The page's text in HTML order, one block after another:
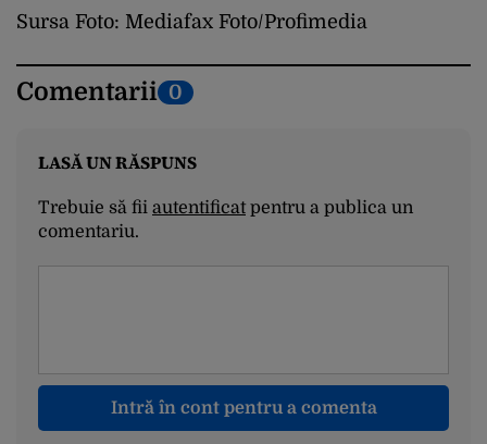
Sursa Foto: Mediafax Foto/Profimedia
Comentarii 0
LASĂ UN RĂSPUNS
Trebuie să fii autentificatpentru a publica un
comentariu.
Intră în cont pentru a comenta